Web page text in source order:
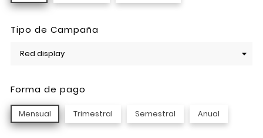
Tipo de Campaña
Forma de pago
Mensual Trimestral Semestral Anual